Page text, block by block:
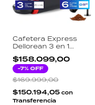
Cafetera Express
Dellorean 3 en 1
Multicápsula 19
Bares Nespresso
Dolce Gusto Café
Molido 1450W
$158.099,00
-7% OFF
$169.999,00
$150.194,05 con
Transferencia